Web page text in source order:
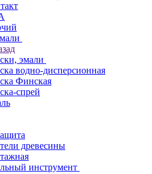
эмали
водно-дисперсионная
Финская
спрей
древесины
инструмент